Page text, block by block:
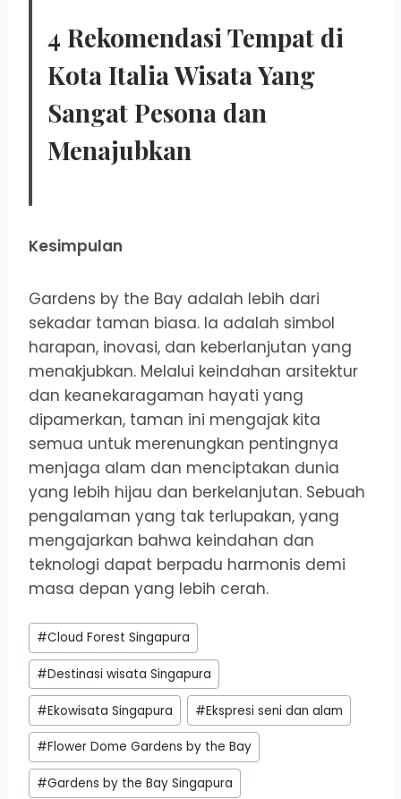
4 Rekomendasi Tempat di
Kota Italia Wisata Yang
Sangat Pesona dan
Menajubkan
Kesimpulan
Gardens by the Bay adalah lebih dari
sekadar taman biasa. Ia adalah simbol
harapan, inovasi, dan keberlanjutan yang
menakjubkan. Melalui keindahan arsitektur
dan keanekaragaman hayati yang
dipamerkan, taman ini mengajak kita
semua untuk merenungkan pentingnya
menjaga alam dan menciptakan dunia
yang lebih hijau dan berkelanjutan. Sebuah
pengalaman yang tak terlupakan, yang
mengajarkan bahwa keindahan dan
teknologi dapat berpadu harmonis demi
masa depan yang lebih cerah.
Post
Tags:
#Cloud Forest Singapura
#Destinasi wisata Singapura
#Ekowisata Singapura #Ekspresi seni dan alam
#Flower Dome Gardens by the Bay
#Gardens by the Bay Singapura